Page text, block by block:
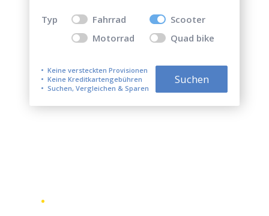
Typ Fahrrad
Scooter
Motorrad
Quad bike
Keine versteckten Provisionen
Keine Kreditkartengebühren
Suchen, Vergleichen & Sparen
Suchen